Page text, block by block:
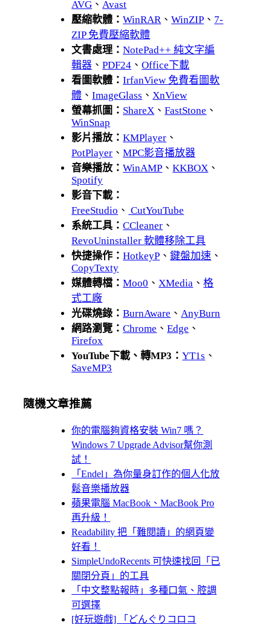
AVG 、 Avast
壓縮軟體：WinRAR 、WinZIP 、 7-
ZIP 免費壓縮軟體
文書處理：NotePad++ 純文字編
輯器 、PDF24 、Office下載
看圖軟體：IrfanView 免費看圖軟
體 、ImageGlass 、 XnView
螢幕抓圖： ShareX 、FastStone 、
WinSnap
影片播放：KMPlayer 、
PotPlayer 、MPC影音播放器
音樂播放：WinAMP 、KKBOX 、
Spotify
影音下載：
FreeStudio 、 CutYouTube
系統工具：CCleaner 、
RevoUninstaller 軟體移除工具
快捷操作：HotkeyP 、鍵盤加速 、
CopyTexty
媒體轉檔：Moo0 、 XMedia 、格
式工廠
光碟燒錄：BurnAware 、 AnyBurn
網路瀏覽：Chrome 、Edge 、
Firefox
YouTube下載、轉MP3：YT1s 、
SaveMP3
隨機文章推薦
你的電腦夠資格安裝 Win7 嗎？
Windows 7 Upgrade Advisor幫你測
試！
「Endel」為你量身訂作的個人化放
鬆音樂播放器
蘋果電腦 MacBook、MacBook Pro
再升級！
Readability 把「難閱讀」的網頁變
好看！
SimpleUndoRecents 可快速找回「已
關閉分頁」的工具
「中文整點報時」多種口氣、腔調
可選擇
[好玩遊戲] 「どんぐりコロコ